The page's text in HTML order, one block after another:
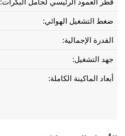
قطر العمود الرئيسي لحامل البكرات:
ضغط التشغيل الهوائي:
القدرة الإجمالية:
جهد التشغيل:
أبعاد الماكينة الكاملة: